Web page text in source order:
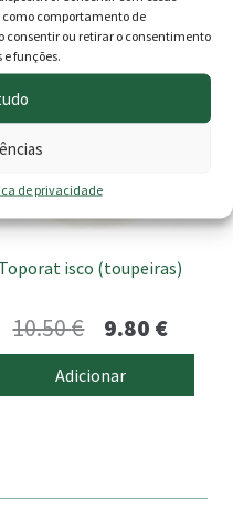
comportamento de
consentir ou retirar o consentimento
funções.
de privacidade
€.
original
era:
215.00 €.
é:
€
Toporat isco (toupeiras)
PROMOÇÃO -7%
10.50€
preço
original
9.80 €O
preço
atual
Adicionar